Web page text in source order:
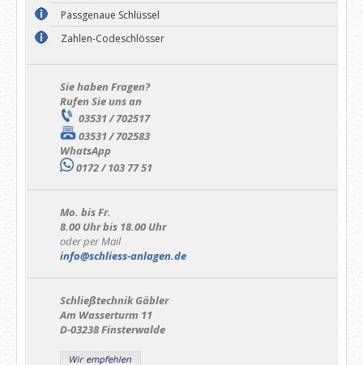
Passgenaue Schlüssel
Zahlen-Codeschlösser
Sie haben Fragen?
Rufen Sie uns an
03531 / 702517
03531 / 702583
WhatsApp
0172 / 103 77 51
Mo. bis Fr.
8.00 Uhr bis 18.00 Uhr
oder per Mail
info@schliess-anlagen.de
Schließtechnik Gäbler
Am Wasserturm 11
D-03238 Finsterwalde